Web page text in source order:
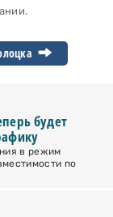
будет
в режим
по